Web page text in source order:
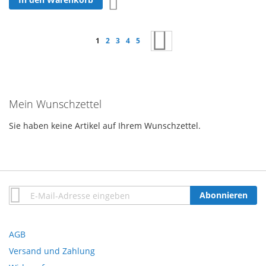
Seite
Sie lesen gerade Seite
1 Seite
2 Seite
3 Seite
4 Seite
5
Mein Wunschzettel
Sie haben keine Artikel auf Ihrem Wunschzettel.
Anmeldung
zum
Abonnieren
AGB
Versand und Zahlung